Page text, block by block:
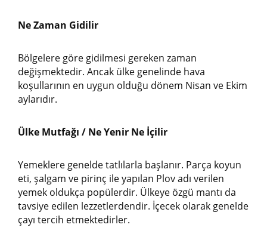
Ne Zaman Gidilir
Bölgelere göre gidilmesi gereken zaman
değişmektedir. Ancak ülke genelinde hava
koşullarının en uygun olduğu dönem Nisan ve Ekim
aylarıdır.
Ülke Mutfağı / Ne Yenir Ne İçilir
Yemeklere genelde tatlılarla başlanır. Parça koyun
eti, şalgam ve pirinç ile yapılan Plov adı verilen
yemek oldukça popülerdir. Ülkeye özgü mantı da
tavsiye edilen lezzetlerdendir. İçecek olarak genelde
çayı tercih etmektedirler.